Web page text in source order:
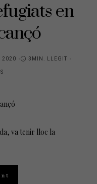
en
2020
3MIN. LLEGIT
va tenir lloc la